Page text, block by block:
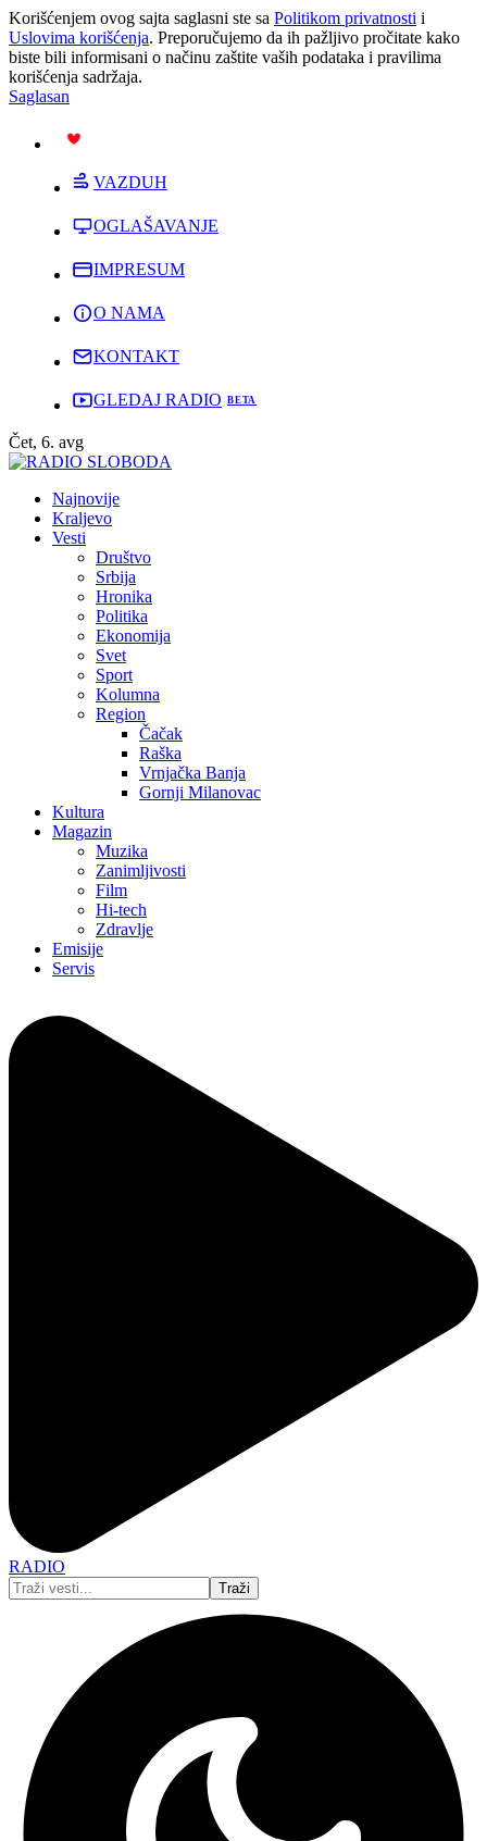
Korišćenjem ovog sajta saglasni ste sa Politikom privatnosti i
Uslovima korišćenja. Preporučujemo da ih pažljivo pročitate kako
biste bili informisani o načinu zaštite vaših podataka i pravilima
korišćenja sadržaja.
Saglasan
VAZDUH
OGLAŠAVANJE
IMPRESUM
O NAMA
KONTAKT
GLEDAJ RADIO
Čet, 6. avg
Najnovije
Kraljevo
Vesti
Društvo
Srbija
Hronika
Politika
Ekonomija
Svet
Sport
Kolumna
Region
Čačak
Raška
Vrnjačka Banja
Gornji Milanovac
Kultura
Magazin
Muzika
Zanimljivosti
Film
Hi-tech
Zdravlje
Emisije
Servis
RADIO